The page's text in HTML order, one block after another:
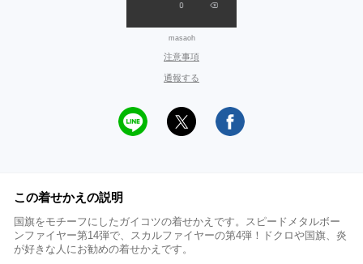
masaoh
注意事項
通報する
この着せかえの説明
国旗をモチーフにしたガイコツの着せかえです。スピードメタルボー
ンファイヤー第14弾で、スカルファイヤーの第4弾！ドクロや国旗、炎
が好きな人にお勧めの着せかえです。